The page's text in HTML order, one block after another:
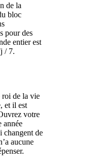
de la
bloc
pour des
entier est
/ 7.
roi de la vie
et il est
votre
année
changent de
aucune